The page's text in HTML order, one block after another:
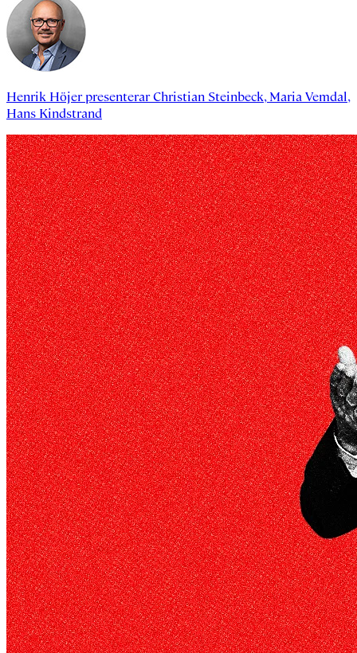
Henrik HöjerpresenterarChristian Steinbeck,Maria Vemdal,
Hans Kindstrand